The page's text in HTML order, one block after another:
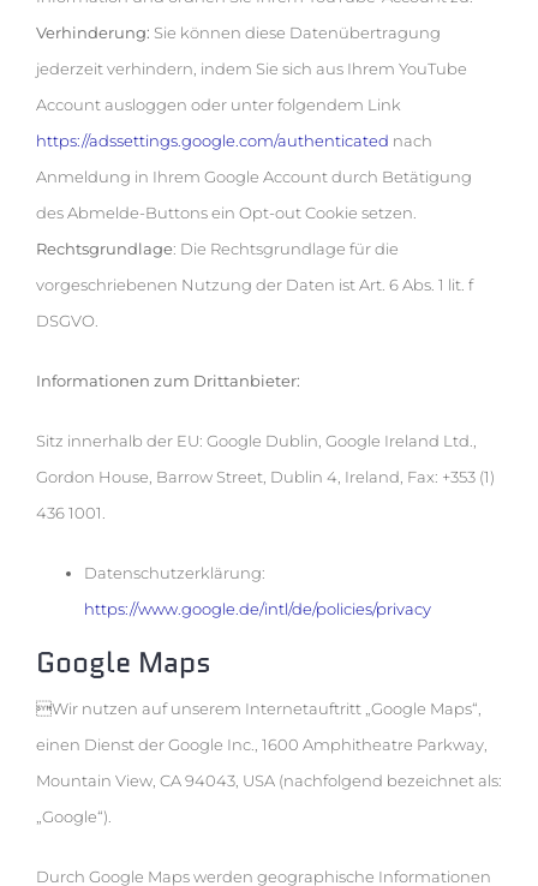
Verhinderung: Sie können diese Datenübertragung
jederzeit verhindern, indem Sie sich aus Ihrem YouTube
Account ausloggen oder unter folgendem Link
https://adssettings.google.com/authenticated nach
Anmeldung in Ihrem Google Account durch Betätigung
des Abmelde-Buttons ein Opt-out Cookie setzen.
Rechtsgrundlage: Die Rechtsgrundlage für die
vorgeschriebenen Nutzung der Daten ist Art. 6 Abs. 1 lit. f
DSGVO.
Informationen zum Drittanbieter:
Sitz innerhalb der EU: Google Dublin, Google Ireland Ltd.,
Gordon House, Barrow Street, Dublin 4, Ireland, Fax: +353 (1)
436 1001.
Datenschutzerklärung:
https://www.google.de/intl/de/policies/privacy
Google Maps
Wir nutzen auf unserem Internetauftritt „Google Maps“,
einen Dienst der Google Inc., 1600 Amphitheatre Parkway,
Mountain View, CA 94043, USA (nachfolgend bezeichnet als:
„Google“).
Durch Google Maps werden geographische Informationen